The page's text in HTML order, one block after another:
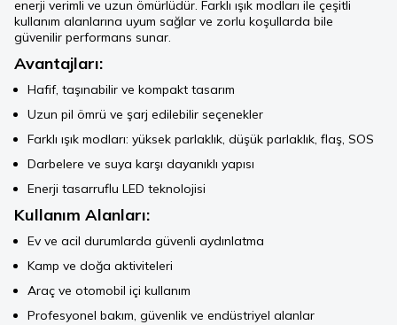
enerji verimli ve uzun ömürlüdür. Farklı ışık modları ile çeşitli
kullanım alanlarına uyum sağlar ve zorlu koşullarda bile
güvenilir performans sunar.
Avantajları:
Hafif, taşınabilir ve kompakt tasarım
Uzun pil ömrü ve şarj edilebilir seçenekler
Farklı ışık modları: yüksek parlaklık, düşük parlaklık, flaş, SOS
Darbelere ve suya karşı dayanıklı yapısı
Enerji tasarruflu LED teknolojisi
Kullanım Alanları:
Ev ve acil durumlarda güvenli aydınlatma
Kamp ve doğa aktiviteleri
Araç ve otomobil içi kullanım
Profesyonel bakım, güvenlik ve endüstriyel alanlar